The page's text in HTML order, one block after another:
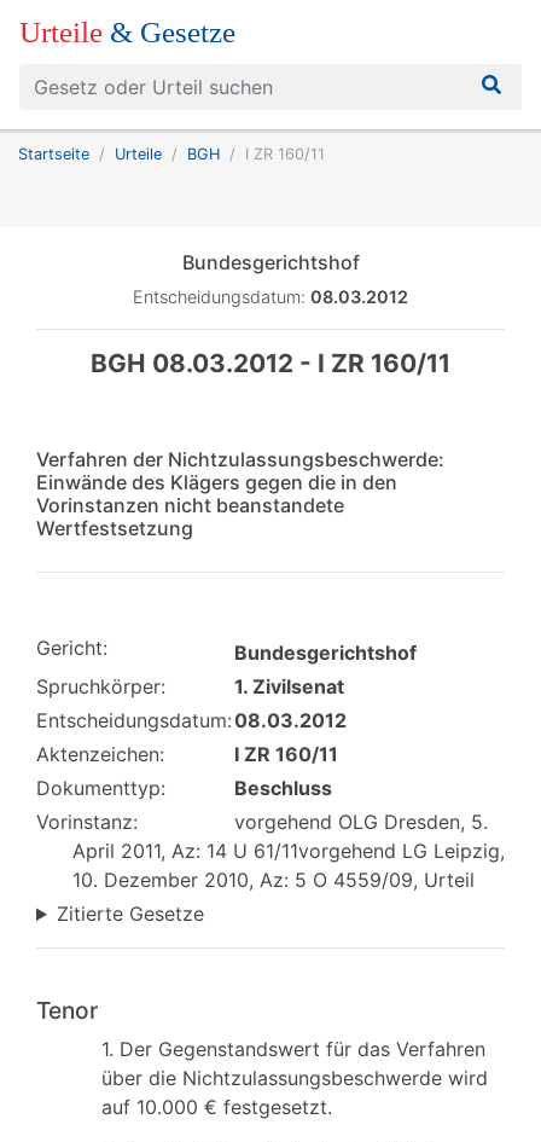
Urteile & Gesetze
Startseite Urteile BGH I ZR 160/11
Bundesgerichtshof
Entscheidungsdatum: 08.03.2012
BGH 08.03.2012 - I ZR 160/11
Verfahren der Nichtzulassungsbeschwerde:
Einwände des Klägers gegen die in den
Vorinstanzen nicht beanstandete
Wertfestsetzung
Gericht:
Bundesgerichtshof
Spruchkörper:
1. Zivilsenat
Entscheidungsdatum:08.03.2012
Aktenzeichen:
I ZR 160/11
Dokumenttyp:
Beschluss
Vorinstanz:
vorgehend OLG Dresden, 5.
April 2011, Az: 14 U 61/11vorgehend LG Leipzig,
10. Dezember 2010, Az: 5 O 4559/09, Urteil
Zitierte Gesetze
Tenor
1. Der Gegenstandswert für das Verfahren
über die Nichtzulassungsbeschwerde wird
auf 10.000 € festgesetzt.